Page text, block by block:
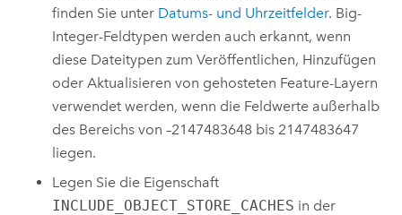
finden Sie unter Datums- und Uhrzeitfelder. Big-
Integer-Feldtypen werden auch erkannt, wenn
diese Dateitypen zum Veröffentlichen, Hinzufügen
oder Aktualisieren von gehosteten Feature-Layern
verwendet werden, wenn die Feldwerte außerhalb
des Bereichs von –2147483648 bis 2147483647
liegen.
Legen Sie die Eigenschaft
INCLUDE_OBJECT_STORE_CACHES in der